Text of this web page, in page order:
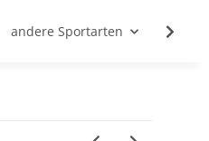
andere Sportarten